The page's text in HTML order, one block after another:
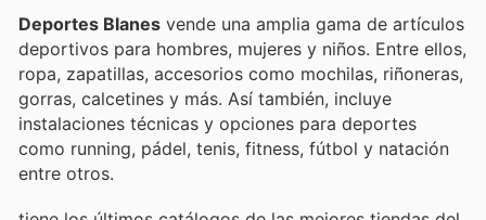
Deportes Blanes vende una amplia gama de artículos
deportivos para hombres, mujeres y niños. Entre ellos,
ropa, zapatillas, accesorios como mochilas, riñoneras,
gorras, calcetines y más. Así también, incluye
instalaciones técnicas y opciones para deportes
como running, pádel, tenis, fitness, fútbol y natación
entre otros.